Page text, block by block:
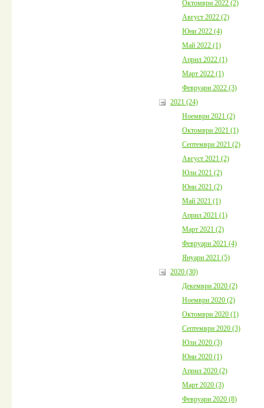
Октомври 2022 (2)
Август 2022 (2)
Юни 2022 (4)
Май 2022 (1)
Април 2022 (1)
Март 2022 (1)
Февруари 2022 (3)
2021 (24)
Ноември 2021 (2)
Октомври 2021 (1)
Септември 2021 (2)
Август 2021 (2)
Юли 2021 (2)
Юни 2021 (2)
Май 2021 (1)
Април 2021 (1)
Март 2021 (2)
Февруари 2021 (4)
Януари 2021 (5)
2020 (30)
Декември 2020 (2)
Ноември 2020 (2)
Октомври 2020 (1)
Септември 2020 (3)
Юли 2020 (3)
Юни 2020 (1)
Април 2020 (2)
Март 2020 (3)
Февруари 2020 (8)